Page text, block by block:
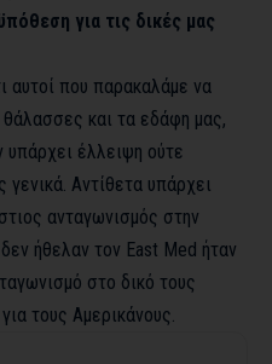
για τις δικές μας
που παρακαλάμε να
και τα εδάφη μας,
έλλειψη ούτε
γενικά. Αντίθετα υπάρχει
ανταγωνισμός στην
ήθελαν τον East Med ήταν
στο δικό τους
τους Αμερικάνους.